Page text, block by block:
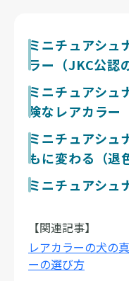
ミニチュアシュ
ラー（JKC公認
ジャパンケネルクラ
毛色としてブラック
ルバー、ホワイトの4
ソルト＆ペッパーは
ルバー・グレーまで
徴です。いずれの色
まず公認色から検討
ミニチュアシュ
険なレアカラー
ミニチュアシュナウ
たらすマール遺伝子
リスクをともなう危
せん。ただしパーテ
認色が「珍しい」「
わけではありません
のトラブルが起こり
を検討するなら『レ
必ず親犬の健康と繁
ミニチュアシュ
もに変わる（退
ミニチュアシュナウ
続くとは限りません
くなったり、印象が
クルによるもので、
み、数歳にかけて落
ミニチュアシュ
色が公認で、ソルト
ろいます。毛色の選
り親犬の健康状態や
がおすすめです。毛
【関連記事】
レアカラーの犬の
ーの選び方